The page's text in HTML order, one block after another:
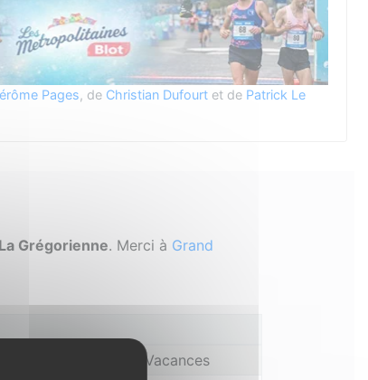
Pages, de Christian Dufourt et de Patrick Le
Grégorienne. Merci à Grand
Campings Cybèle Vacances